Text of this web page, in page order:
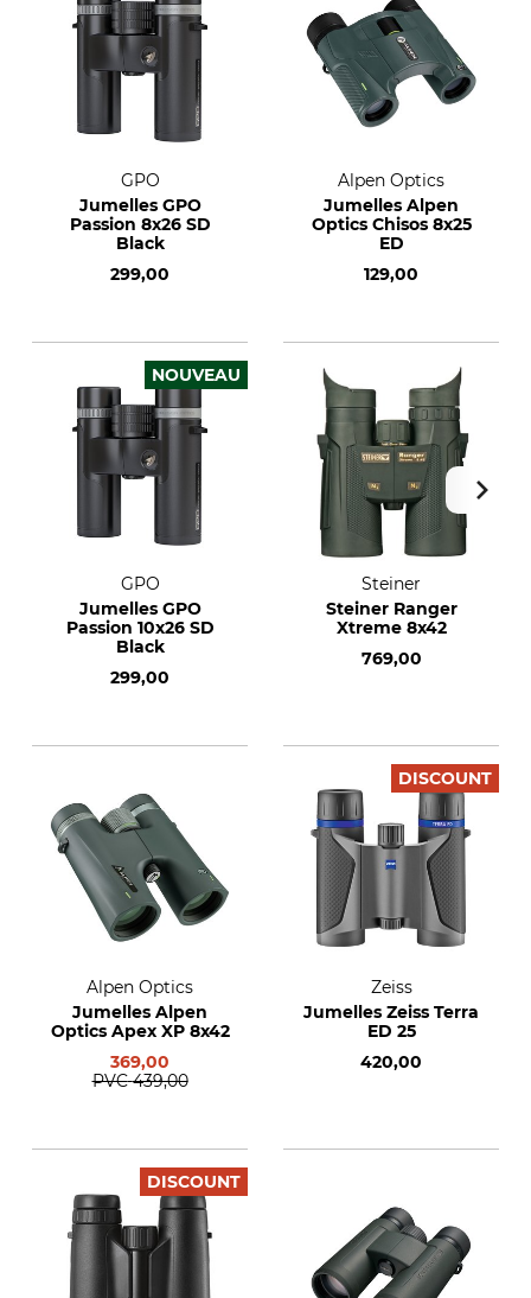
GPO
Jumelles GPO
Passion 8x26 SD
Black
299,00
Alpen Optics
Jumelles Alpen
Optics Chisos 8x25
ED
129,00
NOUVEAU
GPO
Jumelles GPO
Passion 10x26 SD
Black
299,00
Steiner
Steiner Ranger
Xtreme 8x42
769,00
Alpen Optics
Jumelles Alpen
Optics Apex XP 8x42
369,00
PVC 439,00
DISCOUNT
Zeiss
Jumelles Zeiss Terra
ED 25
420,00
DISCOUNT